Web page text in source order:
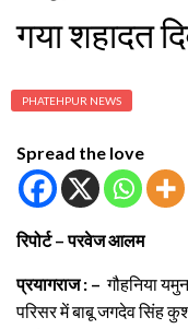
गया शहादत
PHATEHPUR NEWS
Spread the love
रिपोर्ट – परवेज आलम
प्रयागराज : – गौहनिया
परिसर में बाबू जगदेव सिंह